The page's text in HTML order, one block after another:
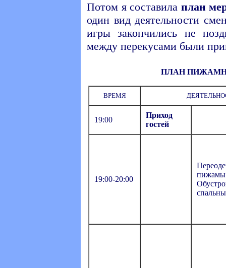
Потом я составила план
один вид деятельности
игры закончились не
между перекусами были
ПЛАН
ВРЕМЯ
19:00
Приход
гостей
19:00-20:00
пижамы